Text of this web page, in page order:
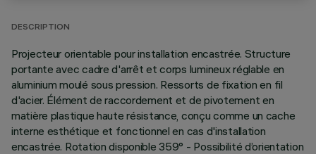
DESCRIPTION
Projecteur orientable pour installation encastrée. Structure
portante avec cadre d'arrêt et corps lumineux réglable en
aluminium moulé sous pression. Ressorts de fixation en fil
d'acier. Élément de raccordement et de pivotement en
matière plastique haute résistance, conçu comme un cache
interne esthétique et fonctionnel en cas d'installation
encastrée. Rotation disponible 359° - Possibilité d’orientation